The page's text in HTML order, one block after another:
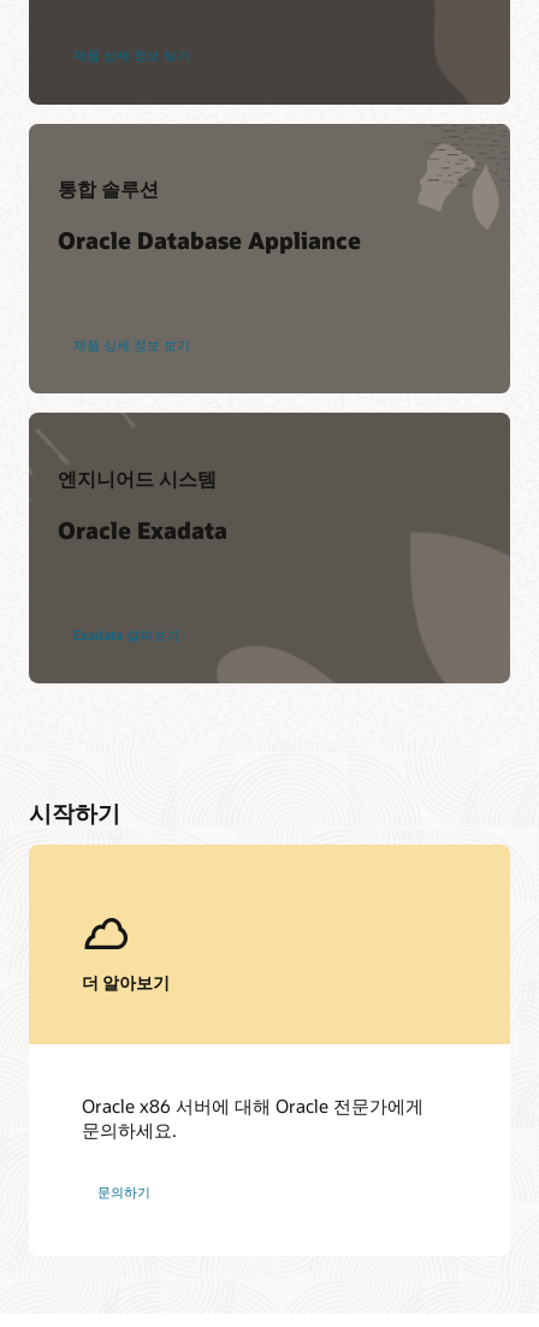
제품 상세 정보 보기
통합 솔루션
Oracle Database Appliance
제품 상세 정보 보기
엔지니어드 시스템
Oracle Exadata
Exadata 살펴보기
시작하기
더 알아보기
Oracle x86 서버에 대해 Oracle 전문가에게
문의하세요.
문의하기